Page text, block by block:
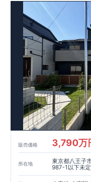
い。｣という基準から、さ
す。
【住宅性能評価ダブ
設計段階で、国が認めた
住宅性能評価：評価を受
設までに、計4回のチェ
でなく、現場の施工状況
す。
【充実のアフター
たします。
販売価格 3,790万
所在地
東京都八王子
987-1以下未